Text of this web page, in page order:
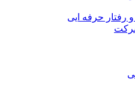
رفتار حرفه ایی